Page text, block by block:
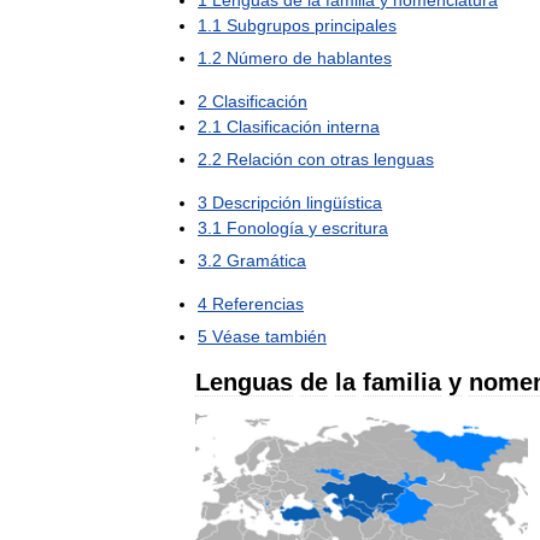
1 1 Subgrupos principales
1 2 Número de hablantes
2 Clasificación
2 1 Clasificación interna
2 2 Relación con otras lenguas
3 Descripción lingüística
3 1 Fonología y escritura
3 2 Gramática
4 Referencias
5 Véase también
Lenguas de la familia y